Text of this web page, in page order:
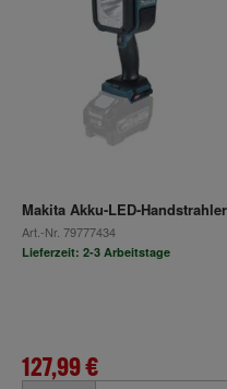
Makita Akku-LED-
Art.-Nr. 79777434
Lieferzeit: 2-3 Arbeitstage
127,99 €